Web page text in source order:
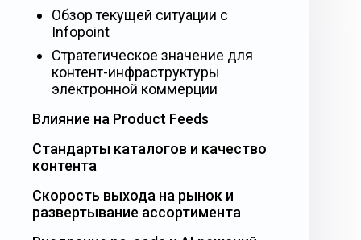
Обзор текущей ситуации с
Infopoint
Стратегическое значение для
контент-инфраструктуры
электронной коммерции
Влияние на Product Feeds
Стандарты каталогов и качество
контента
Скорость выхода на рынок и
развертывание ассортимента